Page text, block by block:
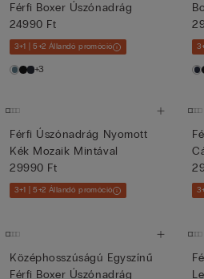
Férfi Boxer Úszónadrág
24990 Ft
3+1 | 5+2 Állandó promóció
+3
Férfi Úszónadrág Nyomott
Kék Mozaik Mintával
29990 Ft
3+1 | 5+2 Állandó promóció
Középhosszúságú Egyszínű
Férfi Boxer Úszónadrág